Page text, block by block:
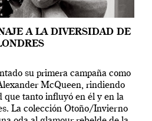
A LA DIVERSIDAD DE
su primera campaña como
McQueen, rindiendo
que tanto influyó en él y en la
La colección Otoño/Invierno